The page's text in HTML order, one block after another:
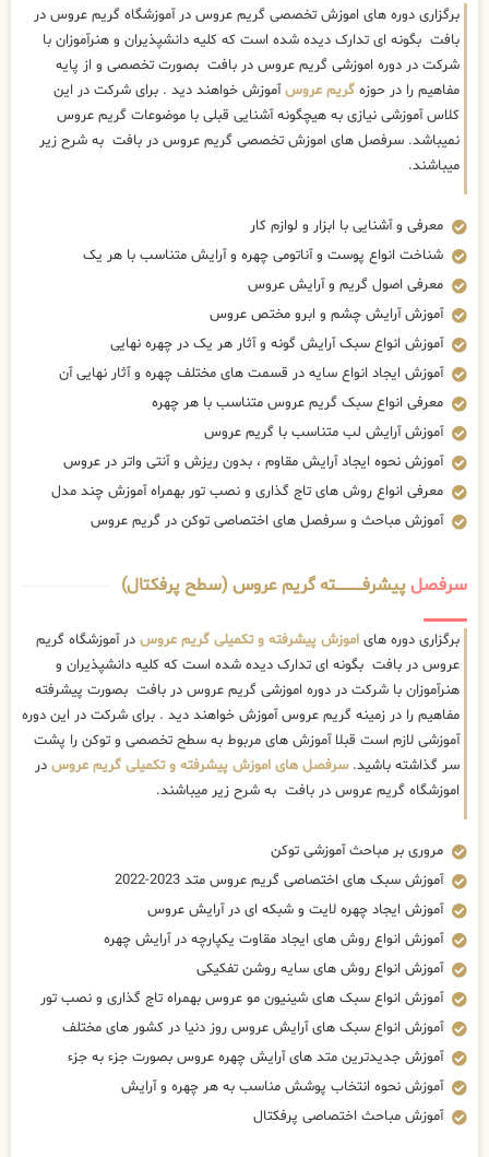
برگزاری دوره های اموزش تخصصی گریم عروس در آموزشگاه گریم عروس در
بافت بگونه ای تدارک دیده شده است که کلیه دانشپذیران و هنرآموزان با
شرکت در دوره اموزشی گریم عروس در بافت بصورت تخصصی و از پایه
مفاهیم را در حوزه گریم عروسآموزش خواهند دید . برای شرکت در این
کلاس آموزشی نیازی به هیچگونه آشنایی قبلی با موضوعات گریم عروس
نمیباشد. سرفصل های اموزش تخصصی گریم عروس در بافت به شرح زیر
میباشند.
معرفی و آشنایی با ابزار و لوازم کار
شناخت انواع پوست و آناتومی چهره و آرایش متناسب با هر یک
معرفی اصول گریم و آرایش عروس
آموزش آرایش چشم و ابرو مختص عروس
آموزش انواع سبک آرایش گونه و آثار هر یک در چهره نهایی
آموزش ایجاد انواع سایه در قسمت های مختلف چهره و آثار نهایی آن
معرفی انواع سبک گریم عروس متناسب با هر چهره
آموزش آرایش لب متناسب با گریم عروس
آموزش نحوه ایجاد آرایش مقاوم ، بدون ریزش و آنتی واتر در عروس
معرفی انواع روش های تاج گذاری و نصب تور بهمراه آموزش چند مدل
آموزش مباحث و سرفصل های اختصاصی توکن در گریم عروس
سرفصلپیشرفــــــــــــته گریم عروس (سطح پرفکتال)
برگزاری دوره های اموزش پیشرفته و تکمیلی گریم عروس در آموزشگاه گریم
عروس در بافت بگونه ای تدارک دیده شده است که کلیه دانشپذیران و
هنرآموزان با شرکت در دوره اموزشی گریم عروس در بافت بصورت پیشرفته
مفاهیم را در زمینه گریم عروس آموزش خواهند دید . برای شرکت در این دوره
آموزشی لازم است قبلا آموزش های مربوط به سطح تخصصی و توکن را پشت
سر گذاشته باشید.سرفصل های اموزش پیشرفته و تکمیلی گریم عروس در
اموزشگاه گریم عروس در بافت به شرح زیر میباشند.
مروری بر مباحث آموزشی توکن
آموزش سبک های اختصاصی گریم عروس متد 2023-2022
آموزش ایجاد چهره لایت و شبکه ای در آرایش عروس
آموزش انواع روش های ایجاد مقاوت یکپارچه در آرایش چهره
آموزش انواع روش های سایه روشن تفکیکی
آموزش انواع سبک های شینیون مو عروس بهمراه تاج گذاری و نصب تور
آموزش انواع سبک های آرایش عروس روز دنیا در کشور های مختلف
آموزش جدیدترین متد های آرایش چهره عروس بصورت جزء به جزء
آموزش نحوه انتخاب پوشش مناسب به هر چهره و آرایش
آموزش مباحث اختصاصی پرفکتال